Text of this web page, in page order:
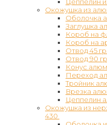
Окожушка из
Оболочка
Заглушка
Короб на
Короб на
Отвод 45
Отвод 90
Конус
Переход
Тройник
Врезка
Цеппелин
Окожушка из
430